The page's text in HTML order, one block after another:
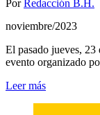
PorRedacción B.H.
noviembre/2023
El pasado jueves,
evento organizado
Leer más